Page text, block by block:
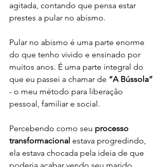
agitada, contando que pensa estar
prestes a pular no abismo.
Pular no abismo é uma parte enorme
do que tenho vivido e ensinado por
muitos anos. É uma parte integral do
que eu passei a chamar de “A Bússola”
- o meu método para liberação
pessoal, familiar e social.
Percebendo como seu processo
transformacional estava progredindo,
ela estava chocada pela ideia de que